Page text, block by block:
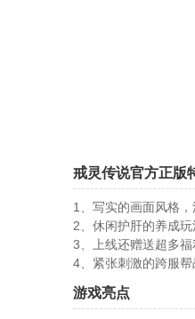
戒灵传说官方正版
1、写实的画面风格
2、休闲护肝的养成
3、上线还赠送超多
4、紧张刺激的跨服
游戏亮点